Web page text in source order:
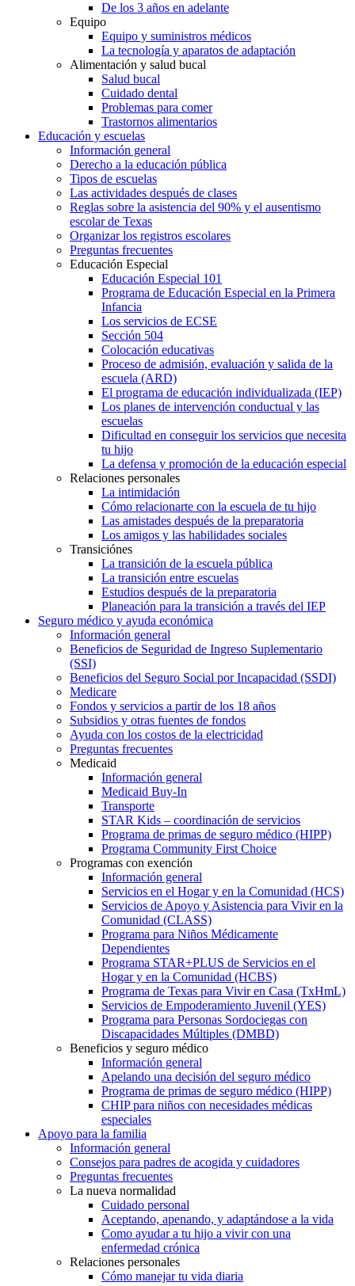
De los 3 años en adelante
Equipo
Equipo y suministros médicos
La tecnología y aparatos de adaptación
Alimentación y salud bucal
Salud bucal
Cuidado dental
Problemas para comer
Trastornos alimentarios
Educación y escuelas
Información general
Derecho a la educación pública
Tipos de escuelas
Las actividades después de clases
Reglas sobre la asistencia del 90% y el ausentismo
escolar de Texas
Organizar los registros escolares
Preguntas frecuentes
Educación Especial
Educación Especial 101
Programa de Educación Especial en la Primera
Infancia
Los servicios de ECSE
Sección 504
Colocación educativas
Proceso de admisión, evaluación y salida de la
escuela (ARD)
El programa de educación individualizada (IEP)
Los planes de intervención conductual y las
escuelas
Dificultad en conseguir los servicios que necesita
tu hijo
La defensa y promoción de la educación especial
Relaciones personales
La intimidación
Cómo relacionarte con la escuela de tu hijo
Las amistades después de la preparatoria
Los amigos y las habilidades sociales
Transiciónes
La transición de la escuela pública
La transición entre escuelas
Estudios después de la preparatoria
Planeación para la transición a través del IEP
Seguro médico y ayuda económica
Información general
Beneficios de Seguridad de Ingreso Suplementario
(SSI)
Beneficios del Seguro Social por Incapacidad (SSDI)
Medicare
Fondos y servicios a partir de los 18 años
Subsidios y otras fuentes de fondos
Ayuda con los costos de la electricidad
Preguntas frecuentes
Medicaid
Información general
Medicaid Buy-In
Transporte
STAR Kids – coordinación de servicios
Programa de primas de seguro médico (HIPP)
Programa Community First Choice
Programas con exención
Información general
Servicios en el Hogar y en la Comunidad (HCS)
Servicios de Apoyo y Asistencia para Vivir en la
Comunidad (CLASS)
Programa para Niños Médicamente
Dependientes
Programa STAR+PLUS de Servicios en el
Hogar y en la Comunidad (HCBS)
Programa de Texas para Vivir en Casa (TxHmL)
Servicios de Empoderamiento Juvenil (YES)
Programa para Personas Sordociegas con
Discapacidades Múltiples (DMBD)
Beneficios y seguro médico
Información general
Apelando una decisión del seguro médico
Programa de primas de seguro médico (HIPP)
CHIP para niños con necesidades médicas
especiales
Apoyo para la familia
Información general
Consejos para padres de acogida y cuidadores
Preguntas frecuentes
La nueva normalidad
Cuidado personal
Aceptando, apenando, y adaptándose a la vida
Como ayudar a tu hijo a vivir con una
enfermedad crónica
Relaciones personales
Cómo manejar tu vida diaria